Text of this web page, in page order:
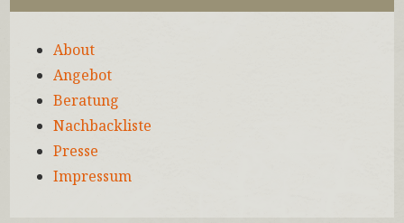
About
Angebot
Beratung
Nachbackliste
Presse
Impressum